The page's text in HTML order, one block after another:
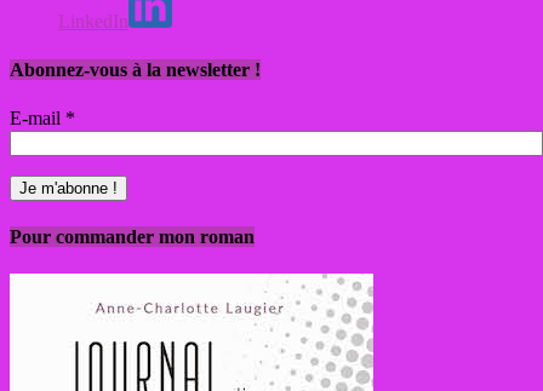
LinkedIn
Abonnez-vous à la newsletter !
E-mail *
Pour commander mon roman